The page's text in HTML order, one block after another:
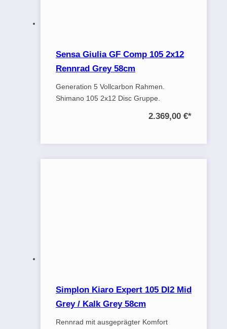
Sensa Giulia GF Comp 105 2x12
Rennrad Grey 58cm
Generation 5 Vollcarbon Rahmen.
Shimano 105 2x12 Disc Gruppe.
2.369,00 €*
Simplon Kiaro Expert 105 DI2 Mid
Grey / Kalk Grey 58cm
Rennrad mit ausgeprägter Komfort